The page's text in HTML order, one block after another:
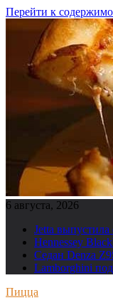
Перейти к
6 августа, 2026
Jetta
Hennessey
Седан Denza
Lamborghini
Пицца